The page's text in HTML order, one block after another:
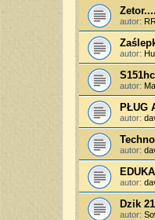
autor:
autor:
autor:
PŁUG
autor:
autor:
autor:
Dzik
autor: